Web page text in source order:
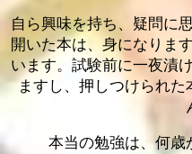
自ら興味を持ち、疑問に
開いた本は、身になりま
います。試験前に一夜漬
ますし、押しつけられ
本当の勉強は、何歳